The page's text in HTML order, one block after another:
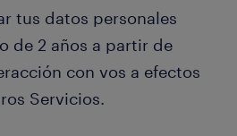
tus datos personales
de 2 años a partir de
con vos a efectos
Servicios.